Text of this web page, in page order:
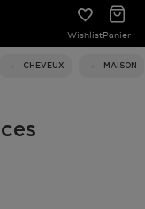
WishlistPanier
CHEVEUX MAISON